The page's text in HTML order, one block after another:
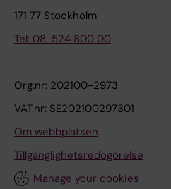
1
9
;
7
8
(
5
171 77 Stockholm
Tel: 08-524 800 00
Org.nr: 202100-2973
VAT.nr: SE202100297301
Om webbplatsen
Tillgänglighetsredogörelse
Manage your cookies